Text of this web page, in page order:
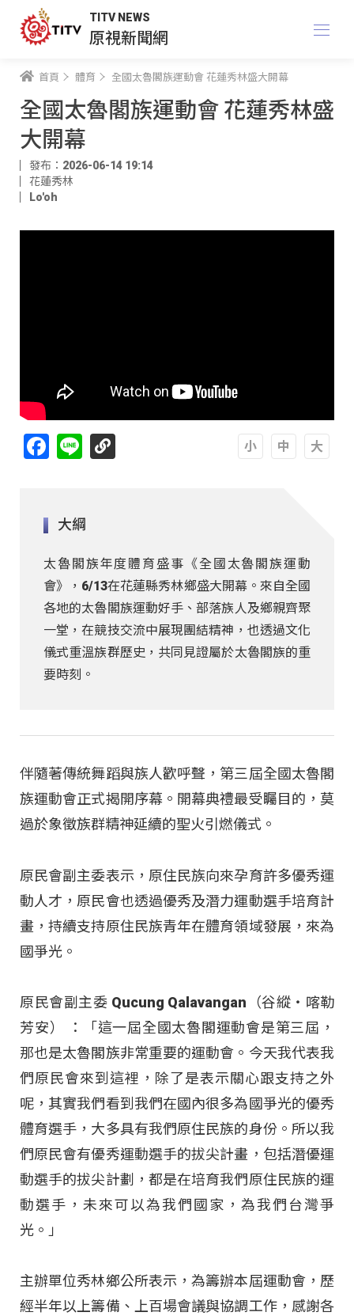
TITV NEWS
原視新聞網
首頁 體育 全國太魯閣族運動會 花蓮秀林盛大開幕
全國太魯閣族運動會 花蓮秀林盛
大開幕
發布：2026-06-14 19:14
花蓮秀林
Lo'oh
Facebook
Line
大綱
太魯閣族年度體育盛事《全國太魯閣族運動
會》，6/13在花蓮縣秀林鄉盛大開幕。來自全國
各地的太魯閣族運動好手、部落族人及鄉親齊聚
一堂，在競技交流中展現團結精神，也透過文化
儀式重溫族群歷史，共同見證屬於太魯閣族的重
要時刻。
伴隨著傳統舞蹈與族人歡呼聲，第三屆全國太魯閣
族運動會正式揭開序幕。開幕典禮最受矚目的，莫
過於象徵族群精神延續的聖火引燃儀式。
原民會副主委表示，原住民族向來孕育許多優秀運
動人才，原民會也透過優秀及潛力運動選手培育計
畫，持續支持原住民族青年在體育領域發展，來為
國爭光。
原民會副主委 Qucung Qalavangan（谷縱‧喀勒
芳安） ：「這一屆全國太魯閣運動會是第三屆，
那也是太魯閣族非常重要的運動會。今天我代表我
們原民會來到這裡，除了是表示關心跟支持之外
呢，其實我們看到我們在國內很多為國爭光的優秀
體育選手，大多具有我們原住民族的身份。所以我
們原民會有優秀運動選手的拔尖計畫，包括潛優運
動選手的拔尖計劃，都是在培育我們原住民族的運
動選手，未來可以為我們國家，為我們台灣爭
光。」
主辦單位秀林鄉公所表示，為籌辦本屆運動會，歷
經半年以上籌備、上百場會議與協調工作，感謝各